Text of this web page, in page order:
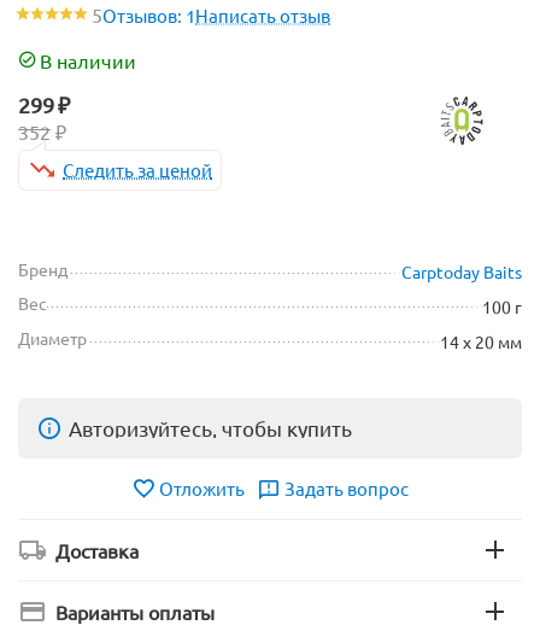
5Отзывов: 1Написать отзыв
В наличии
299₽
352 ₽
Следить за ценой
Бренд
Carptoday Baits
Вес
100 г
Диаметр
14 х 20 мм
Авторизуйтесь, чтобы купить
Отложить Задать вопрос
Доставка
Варианты оплаты